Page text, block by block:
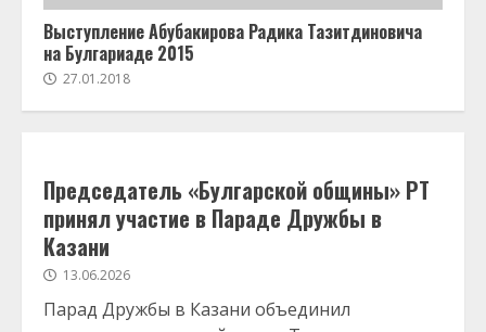
Выступление Абубакирова Радика Тазитдиновича
на Булгариаде 2015
27.01.2018
Председатель «Булгарской общины» РТ
принял участие в Параде Дружбы в
Казани
13.06.2026
Парад Дружбы в Казани объединил